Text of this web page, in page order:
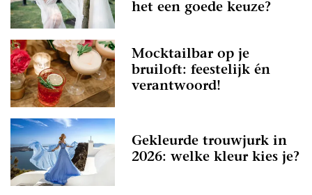
het een goede keuze?
Mocktailbar op je
bruiloft: feestelijk én
verantwoord!
Gekleurde trouwjurk in
2026: welke kleur kies je?